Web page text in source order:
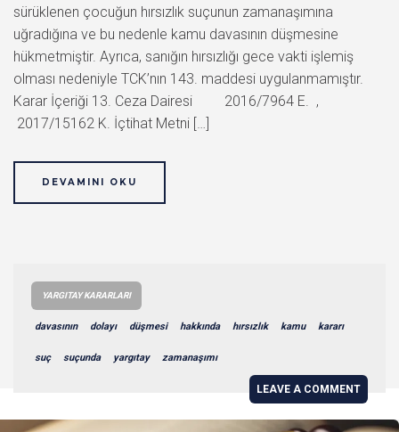
sürüklenen çocuğun hırsızlık suçunun zamanaşımına
uğradığına ve bu nedenle kamu davasının düşmesine
hükmetmiştir. Ayrıca, sanığın hırsızlığı gece vakti işlemiş
olması nedeniyle TCK’nın 143. maddesi uygulanmamıştır.
Karar İçeriği 13. Ceza Dairesi 2016/7964 E. ,
2017/15162 K. İçtihat Metni […]
DEVAMINI OKU
YARGITAY KARARLARI
davasının dolayı düşmesi hakkında hırsızlık kamu kararı
suç suçunda yargıtay zamanaşımı
LEAVE A COMMENT